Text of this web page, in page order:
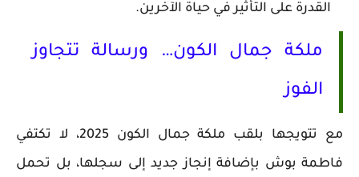
القدرة على التأثير في حياة الآخرين.
ملكة جمال الكون… ورسالة تتجاوز
الفوز
مع تتويجها بلقب ملكة جمال الكون 2025، لا تكتفي
فاطمة بوش بإضافة إنجاز جديد إلى سجلها، بل تحمل